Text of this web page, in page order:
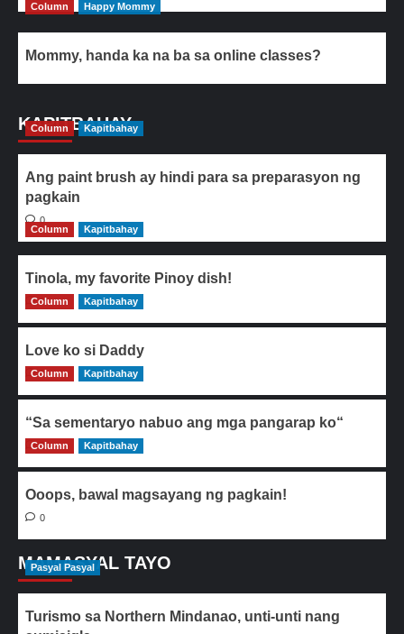
Column Happy Mommy
Mommy, handa ka na ba sa online classes?
KAPITBAHAY
Column Kapitbahay
Ang paint brush ay hindi para sa preparasyon ng
pagkain
0
Column
Kapitbahay
Tinola, my favorite Pinoy dish!
0
Column Kapitbahay
Love ko si Daddy
0
Column Kapitbahay
“Sa sementaryo nabuo ang mga pangarap ko“
0
Column Kapitbahay
Ooops, bawal magsayang ng pagkain!
0
MAMASYAL TAYO
Pasyal Pasyal
Turismo sa Northern Mindanao, unti-unti nang